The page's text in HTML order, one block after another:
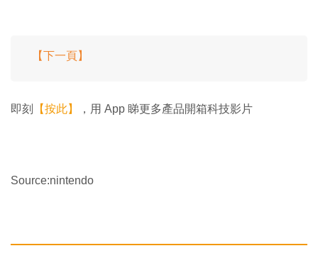
【下一頁】
即刻 【按此】 ，用 App 睇更多產品開箱科技影片
Source:nintendo